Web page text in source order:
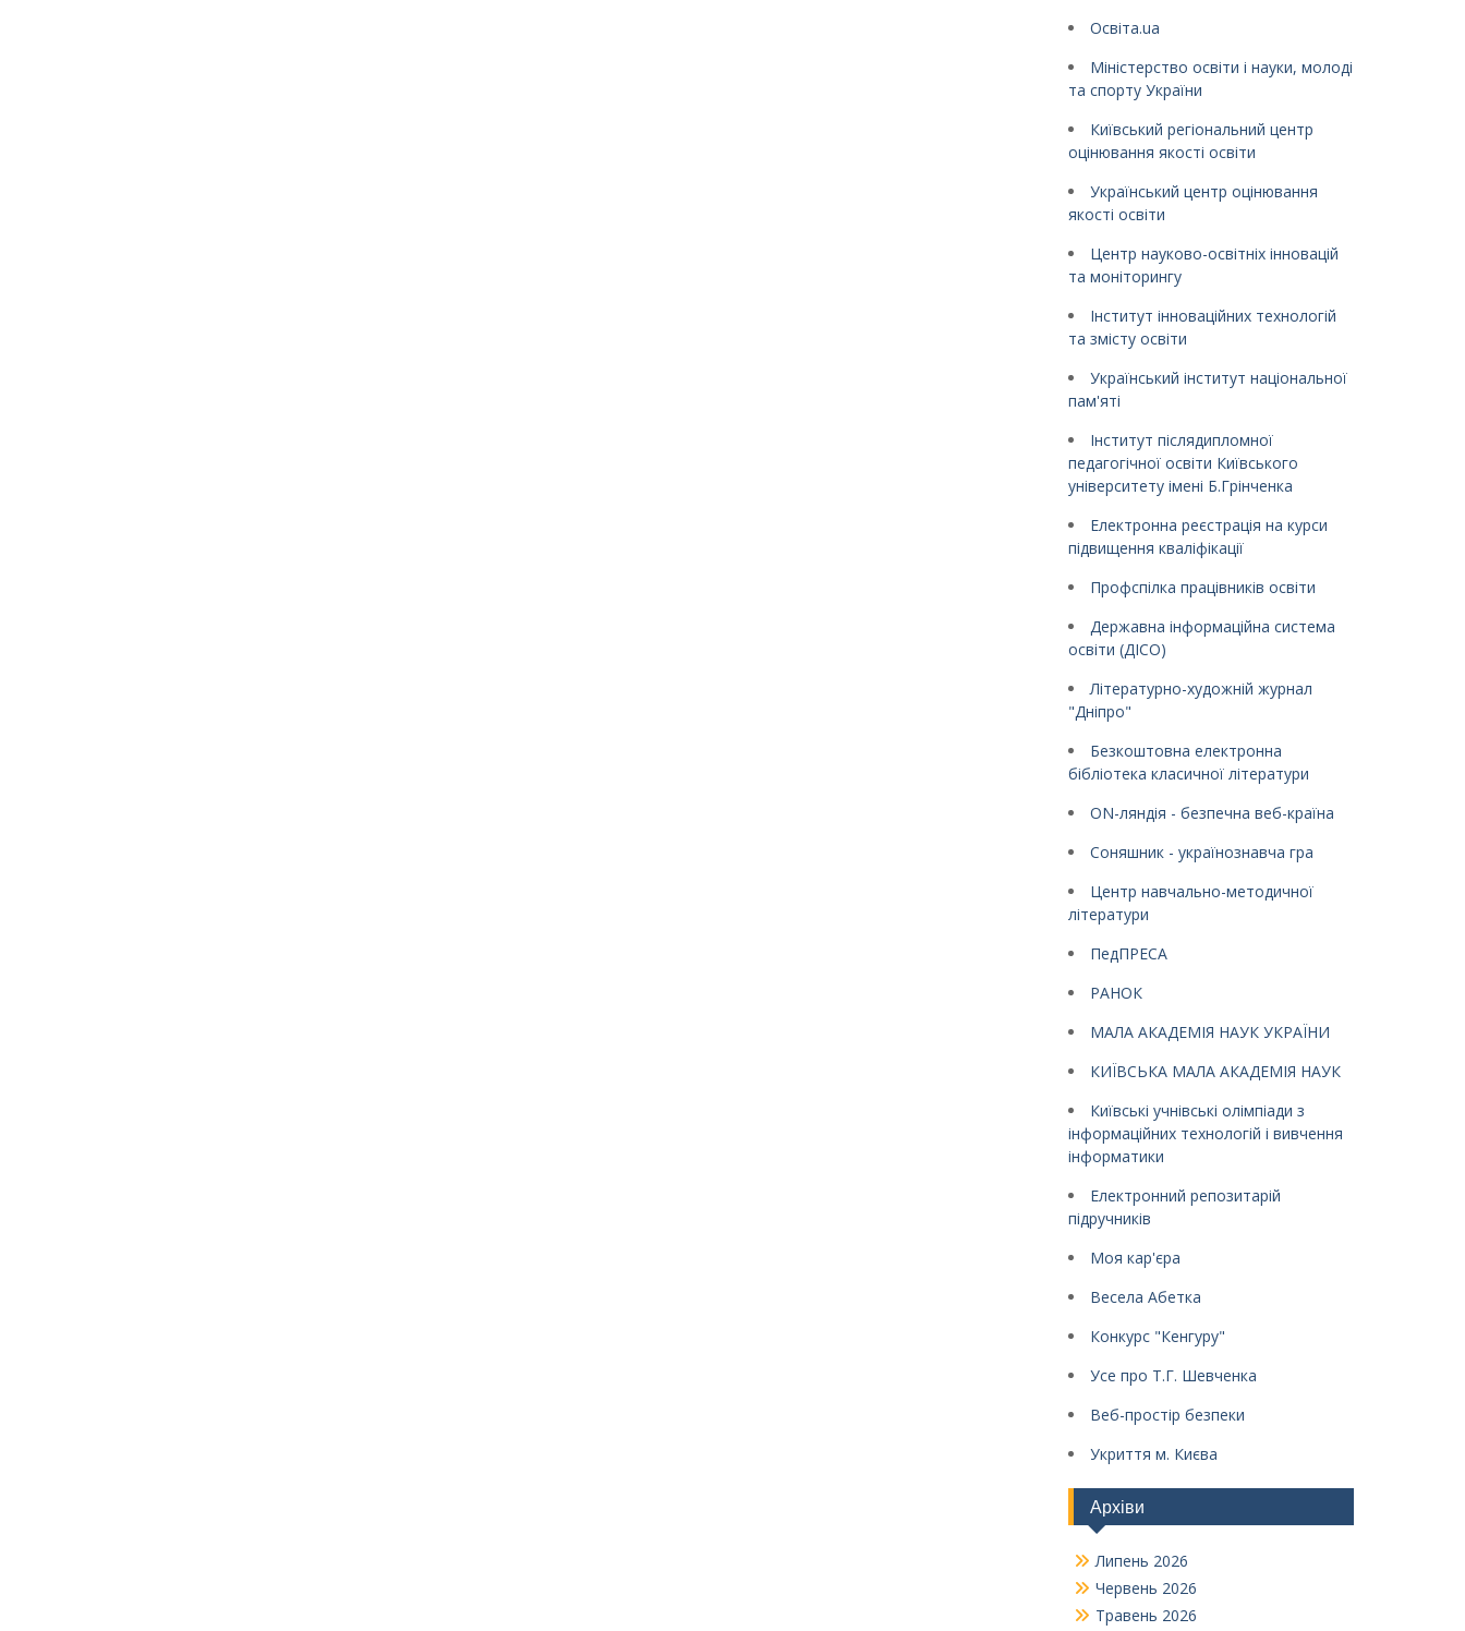
Освіта.ua
Міністерство освіти і науки, молоді
та спорту України
Київський регіональний центр
оцінювання якості освіти
Український центр оцінювання
якості освіти
Центр науково-освітніх інновацій
та моніторингу
Інститут інноваційних технологій
та змісту освіти
Український інститут національної
пам'яті
Інститут післядипломної
педагогічної освіти Київського
університету імені Б.Грінченка
Електронна реєстрація на курси
підвищення кваліфікації
Профспілка працівників освіти
Державна інформаційна система
освіти (ДІСО)
Літературно-художній журнал
"Дніпро"
Безкоштовна електронна
бібліотека класичної літератури
ON-ляндія - безпечна веб-країна
Соняшник - українознавча гра
Центр навчально-методичної
літератури
ПедПРЕСА
РАНОК
МАЛА АКАДЕМІЯ НАУК УКРАЇНИ
КИЇВСЬКА МАЛА АКАДЕМІЯ НАУК
Київські учнівські олімпіади з
інформаційних технологій і вивчення
інформатики
Електронний репозитарій
підручників
Моя кар'єра
Весела Абетка
Конкурс "Кенгуру"
Усе про Т.Г. Шевченка
Веб-простір безпеки
Укриття м. Києва
Архіви
Липень 2026
Червень 2026
Травень 2026